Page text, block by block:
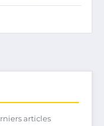
articles